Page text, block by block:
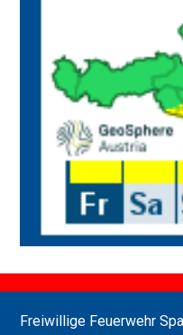
Freiwillige Feuerwehr